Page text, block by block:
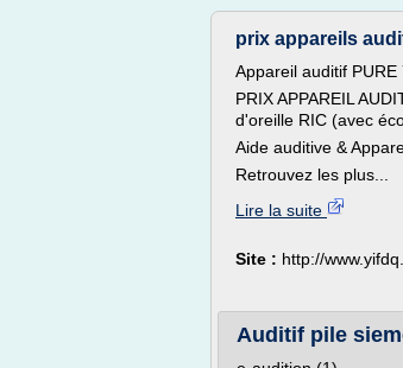
prix appareils
Appareil auditif PURE
PRIX APPAREIL
d'oreille RIC (avec
Aide auditive &
Retrouvez les plus...
Lire la suite
Site : http://
Auditif pile